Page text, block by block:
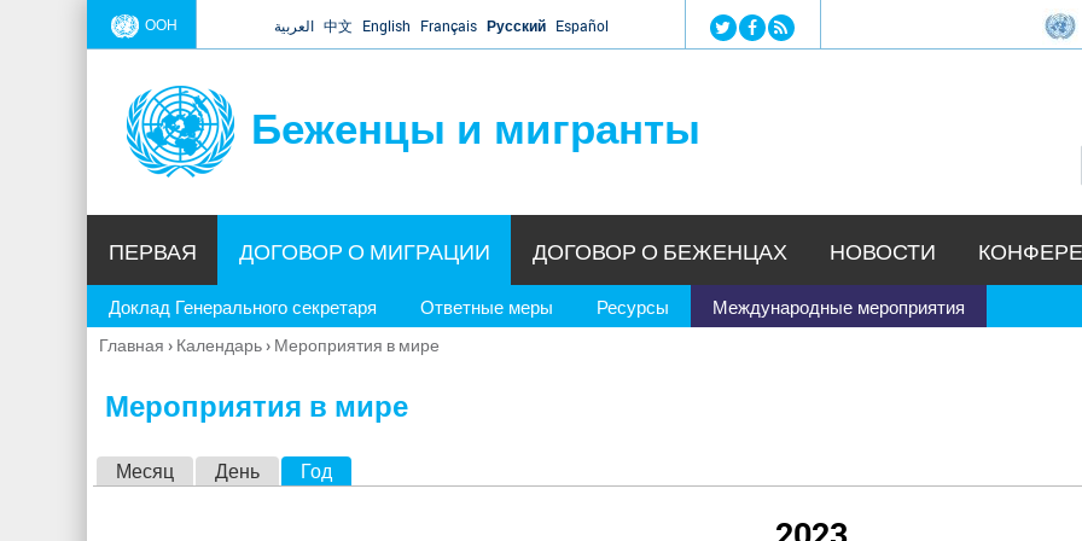
Jump to navigation
ООН العربية 中文 English Français Русский Español
Беженцы и мигранты
ПЕРВАЯ ДОГОВОР О МИГРАЦИИ
Доклад Генерального секретаря Ответные меры Ресурсы Международные мероприятия
ДОГОВОР О БЕЖЕНЦАХ НОВОСТИ
Вы
Главная › Календарь› Мероприятия в мире
Мероприятия в мире
Месяц День Год